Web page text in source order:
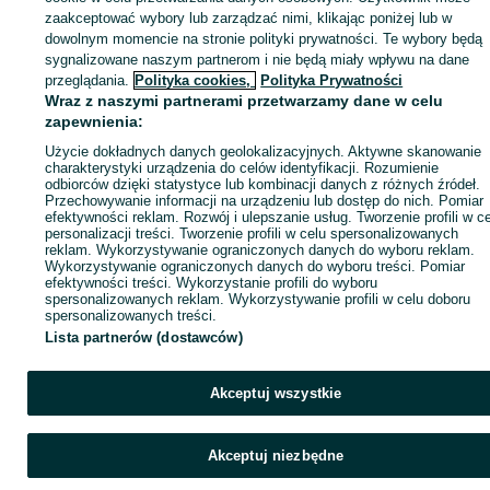
ID:924687112 Wyświetlenia:
Zadzwoń / SMS
zaakceptować wybory lub zarządzać nimi, klikając poniżej lub w
dowolnym momencie na stronie polityki prywatności. Te wybory będą
sygnalizowane naszym partnerom i nie będą miały wpływu na dane
przeglądania. Polityka cookies, Polityka Prywatności
Wraz z naszymi partnerami przetwarzamy dane w celu
zapewnienia:
Użycie dokładnych danych geolokalizacyjnych. Aktywne skanowanie
charakterystyki urządzenia do celów identyfikacji. Rozumienie
odbiorców dzięki statystyce lub kombinacji danych z różnych źródeł.
Przechowywanie informacji na urządzeniu lub dostęp do nich. Pomiar
efektywności reklam. Rozwój i ulepszanie usług. Tworzenie profili w
personalizacji treści. Tworzenie profili w celu spersonalizowanych
reklam. Wykorzystywanie ograniczonych danych do wyboru reklam.
Wykorzystywanie ograniczonych danych do wyboru treści. Pomiar
efektywności treści. Wykorzystanie profili do wyboru
spersonalizowanych reklam. Wykorzystywanie profili w celu doboru
spersonalizowanych treści.
Lista partnerów (dostawców)
Akceptuj wszystkie
Akceptuj niezbędne